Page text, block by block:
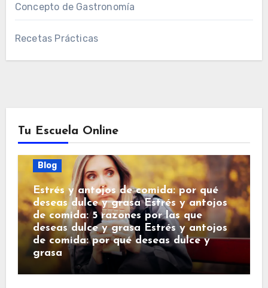
Concepto de Gastronomía
Recetas Prácticas
Tu Escuela Online
Blog
Estrés y antojos de comida: por qué
deseas dulce y grasa Estrés y antojos
de comida: 5 razones por las que
deseas dulce y grasa Estrés y antojos
de comida: por qué deseas dulce y
grasa